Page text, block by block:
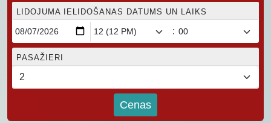
LIDOJUMA IELIDOŠANAS DATUMS UN LAIKS
:
PASAŽIERI
Cenas